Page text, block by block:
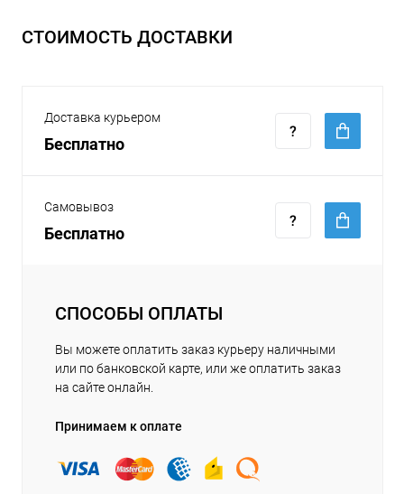
СТОИМОСТЬ ДОСТАВКИ
Доставка курьером
Бесплатно
Самовывоз
Бесплатно
СПОСОБЫ ОПЛАТЫ
Вы можете оплатить заказ курьеру наличными
или по банковской карте, или же оплатить заказ
на сайте онлайн.
Принимаем к оплате